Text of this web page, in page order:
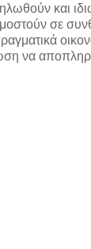
και
σε
να